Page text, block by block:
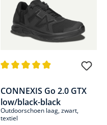
CONNEXIS Go 2.0 GTX
low/black-black
Outdoorschoen laag, zwart,
textiel